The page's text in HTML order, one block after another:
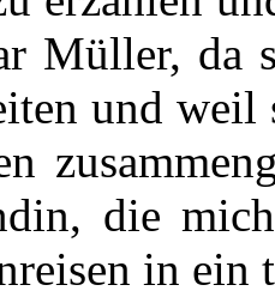
Müller, da
und weil
die
in